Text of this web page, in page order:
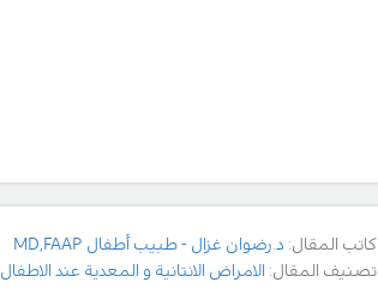
كاتب المقال: د.رضوان غزال - طبيب أطفال MD,FAAP
تصنيف المقال: الامراض الانتانية و المعدية عند الاطفال